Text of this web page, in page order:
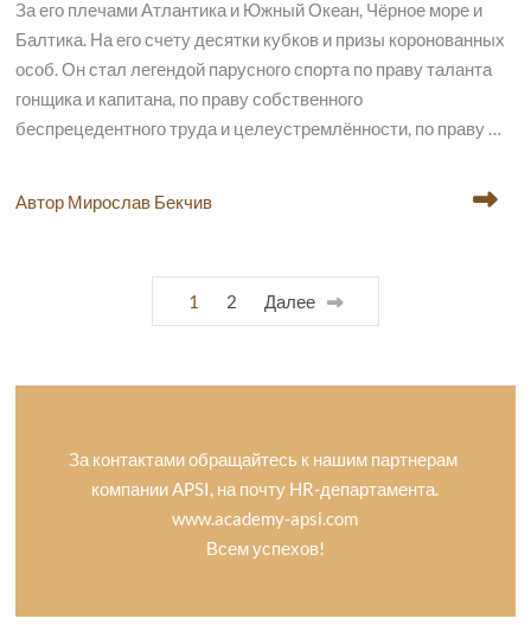
За его плечами Атлантика и Южный Океан, Чёрное море и
Балтика. На его счету десятки кубков и призы коронованных
особ. Он стал легендой парусного спорта по праву таланта
гонщика и капитана, по праву собственного
беспрецедентного труда и целеустремлённости, по праву …
Автор Мирослав Бекчив
1 2 Далее
За контактами обращайтесь к нашим партнерам
компании APSI, на почту HR-департамента.
www.academy-apsi.com
Всем успехов!